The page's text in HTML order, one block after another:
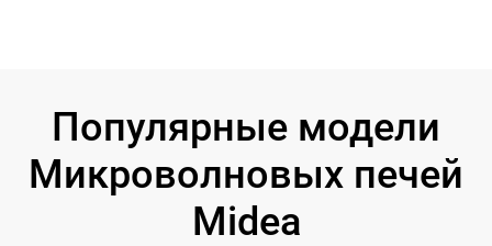
Популярные модели
Микроволновых печей
Midea